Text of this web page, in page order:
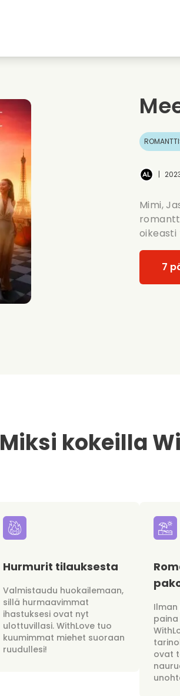
|
Mimi,
7
Miksi kokeilla
Hurmurit tilauksesta
Valmistaudu huokailemaan,
sillä hurmaavimmat
ihastuksesi ovat nyt
ulottuvillasi. WithLove tuo
kuumimmat miehet suoraan
ruudullesi!
Ilman
ovat